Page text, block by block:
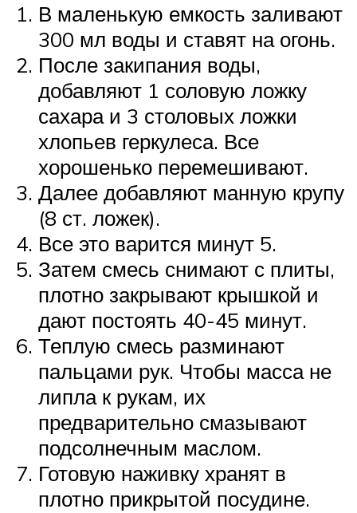
В маленькую емкость заливают
300 мл воды и ставят на огонь.
После закипания воды,
добавляют 1 соловую ложку
сахара и 3 столовых ложки
хлопьев геркулеса. Все
хорошенько перемешивают.
Далее добавляют манную крупу
(8 ст. ложек).
Все это варится минут 5.
Затем смесь снимают с плиты,
плотно закрывают крышкой и
дают постоять 40-45 минут.
Теплую смесь разминают
пальцами рук. Чтобы масса не
липла к рукам, их
предварительно смазывают
подсолнечным маслом.
Готовую наживку хранят в
плотно прикрытой посудине.